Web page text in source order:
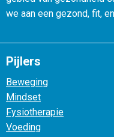
we aan een gezond, fit,
Pijlers
Beweging
Mindset
Fysiotherapie
Voeding